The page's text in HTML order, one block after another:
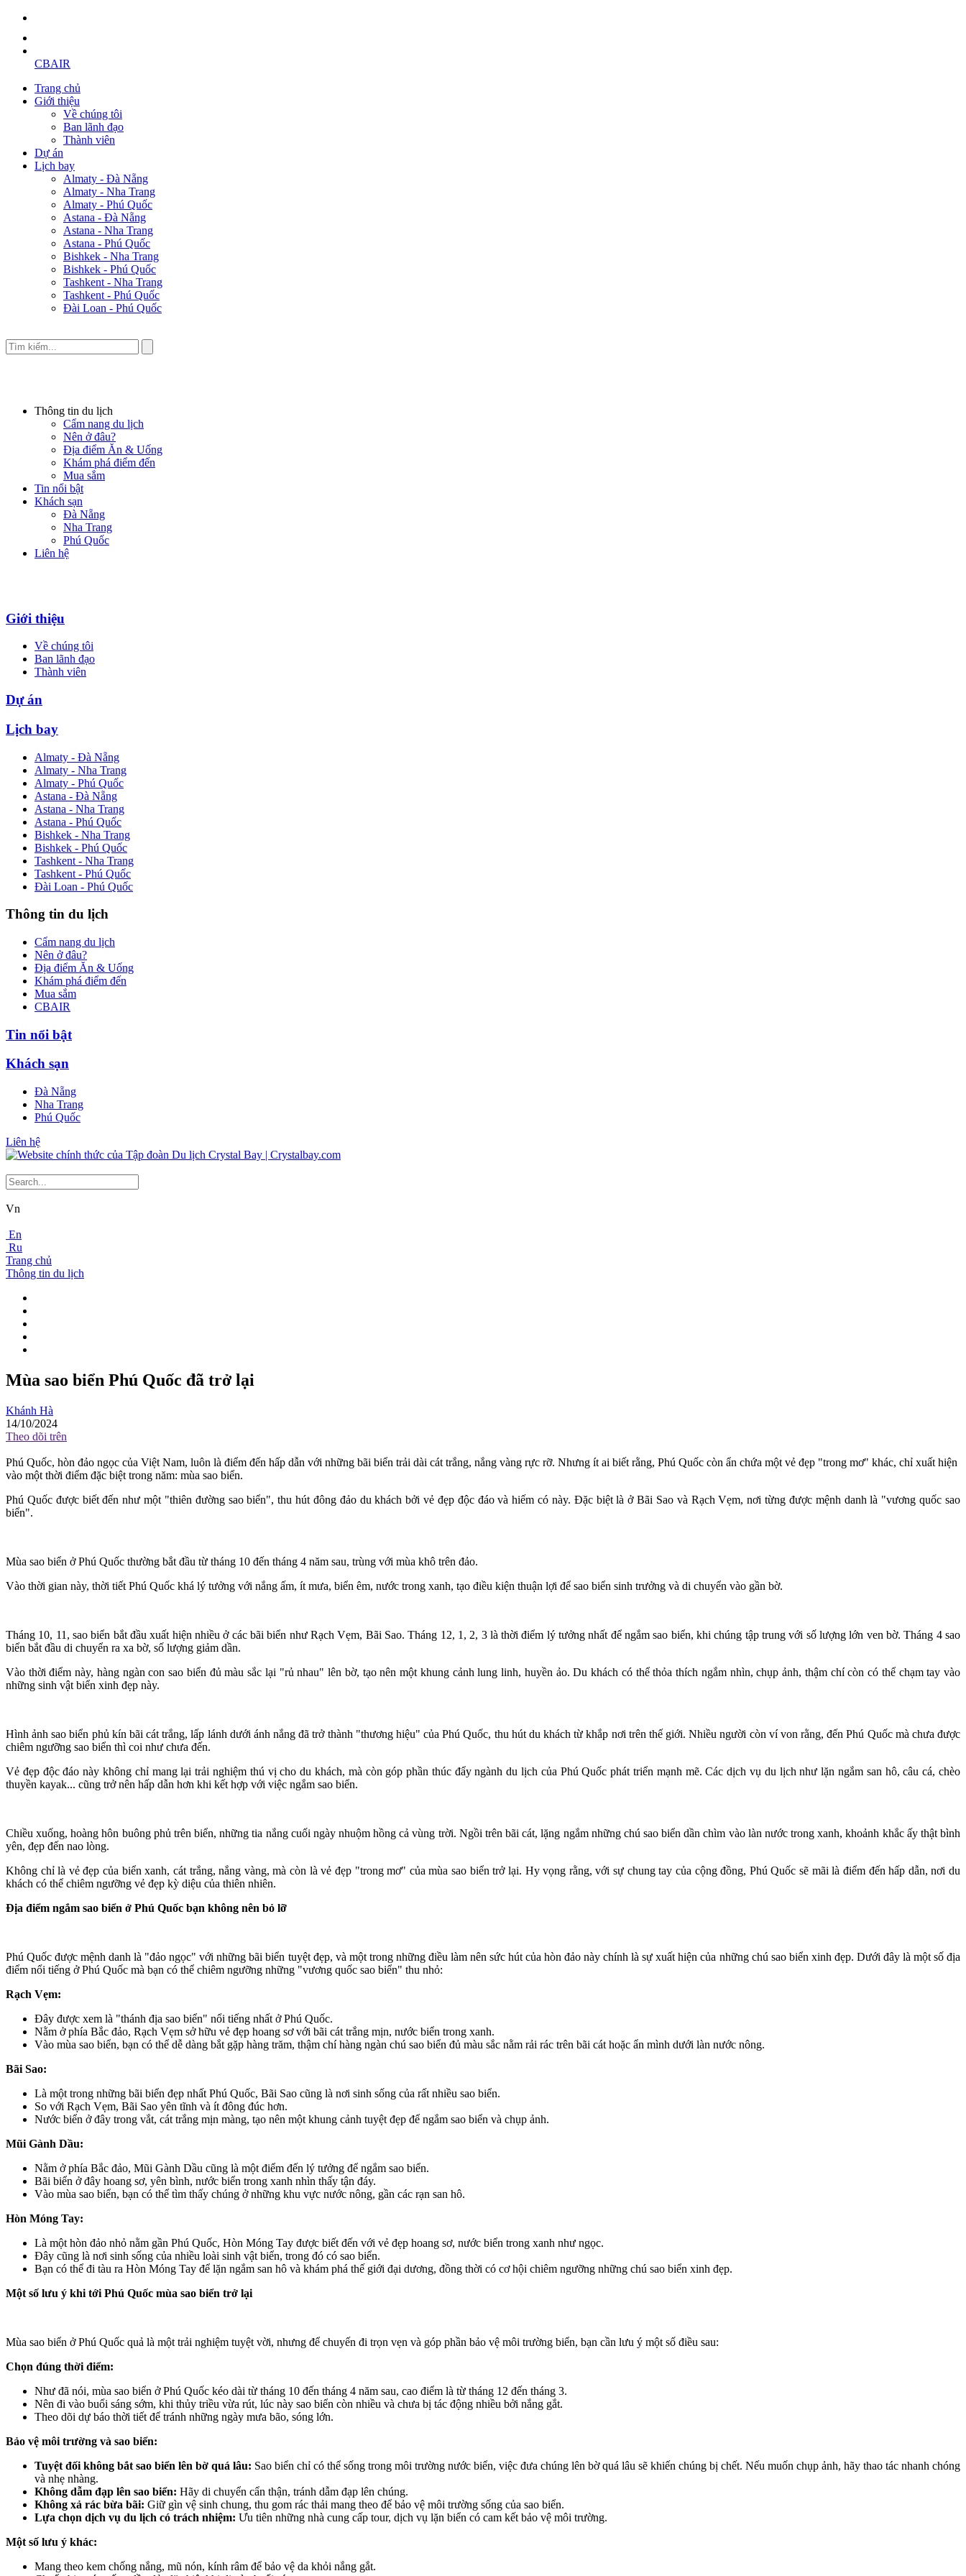
CBAIR
Trang chủ
Giới thiệu
Về chúng tôi
Ban lãnh đạo
Thành viên
Dự án
Lịch bay
Almaty - Đà Nẵng
Almaty - Nha Trang
Almaty - Phú Quốc
Astana - Đà Nẵng
Astana - Nha Trang
Astana - Phú Quốc
Bishkek - Nha Trang
Bishkek - Phú Quốc
Tashkent - Nha Trang
Tashkent - Phú Quốc
Đài Loan - Phú Quốc
Thông tin du lịch
Cẩm nang du lịch
Nên ở đâu?
Địa điểm Ăn & Uống
Khám phá điểm đến
Mua sắm
Tin nổi bật
Khách sạn
Đà Nẵng
Nha Trang
Phú Quốc
Liên hệ
Giới thiệu
Về chúng tôi
Ban lãnh đạo
Thành viên
Dự án
Lịch bay
Almaty - Đà Nẵng
Almaty - Nha Trang
Almaty - Phú Quốc
Astana - Đà Nẵng
Astana - Nha Trang
Astana - Phú Quốc
Bishkek - Nha Trang
Bishkek - Phú Quốc
Tashkent - Nha Trang
Tashkent - Phú Quốc
Đài Loan - Phú Quốc
Thông tin du lịch
Cẩm nang du lịch
Nên ở đâu?
Địa điểm Ăn & Uống
Khám phá điểm đến
Mua sắm
CBAIR
Tin nổi bật
Khách sạn
Đà Nẵng
Nha Trang
Phú Quốc
Liên hệ
Vn
En
Ru
Trang chủ
Thông tin du lịch
Mùa sao biển Phú Quốc đã trở lại
Khánh Hà
14/10/2024
Theo dõi trên
Phú Quốc, hòn đảo ngọc của Việt Nam, luôn là điểm đến hấp dẫn với những bãi biển trải dài cát trắng, nắng vàng rực rỡ. Nhưng ít ai biết rằng, Phú Quốc còn ẩn chứa một vẻ đẹp "trong mơ" khác, chỉ xuất hiện
vào một thời điểm đặc biệt trong năm: mùa sao biển.
Phú Quốc được biết đến như một "thiên đường sao biển", thu hút đông đảo du khách bởi vẻ đẹp độc đáo và hiếm có này. Đặc biệt là ở Bãi Sao và Rạch Vẹm, nơi từng được mệnh danh là "vương quốc sao
biển".
Mùa sao biển ở Phú Quốc thường bắt đầu từ tháng 10 đến tháng 4 năm sau, trùng với mùa khô trên đảo.
Vào thời gian này, thời tiết Phú Quốc khá lý tưởng với nắng ấm, ít mưa, biển êm, nước trong xanh, tạo điều kiện thuận lợi để sao biển sinh trưởng và di chuyển vào gần bờ.
Tháng 10, 11, sao biển bắt đầu xuất hiện nhiều ở các bãi biển như Rạch Vẹm, Bãi Sao. Tháng 12, 1, 2, 3 là thời điểm lý tưởng nhất để ngắm sao biển, khi chúng tập trung với số lượng lớn ven bờ. Tháng 4 sao
biển bắt đầu di chuyển ra xa bờ, số lượng giảm dần.
Vào thời điểm này, hàng ngàn con sao biển đủ màu sắc lại "rủ nhau" lên bờ, tạo nên một khung cảnh lung linh, huyền ảo. Du khách có thể thỏa thích ngắm nhìn, chụp ảnh, thậm chí còn có thể chạm tay vào
những sinh vật biển xinh đẹp này.
Hình ảnh sao biển phủ kín bãi cát trắng, lấp lánh dưới ánh nắng đã trở thành "thương hiệu" của Phú Quốc, thu hút du khách từ khắp nơi trên thế giới. Nhiều người còn ví von rằng, đến Phú Quốc mà chưa được
chiêm ngưỡng sao biển thì coi như chưa đến.
Vẻ đẹp độc đáo này không chỉ mang lại trải nghiệm thú vị cho du khách, mà còn góp phần thúc đẩy ngành du lịch của Phú Quốc phát triển mạnh mẽ. Các dịch vụ du lịch như lặn ngắm san hô, câu cá, chèo
thuyền kayak... cũng trở nên hấp dẫn hơn khi kết hợp với việc ngắm sao biển.
Chiều xuống, hoàng hôn buông phủ trên biển, những tia nắng cuối ngày nhuộm hồng cả vùng trời. Ngồi trên bãi cát, lặng ngắm những chú sao biển dần chìm vào làn nước trong xanh, khoảnh khắc ấy thật bình
yên, đẹp đến nao lòng.
Không chỉ là vẻ đẹp của biển xanh, cát trắng, nắng vàng, mà còn là vẻ đẹp "trong mơ" của mùa sao biển trở lại. Hy vọng rằng, với sự chung tay của cộng đồng, Phú Quốc sẽ mãi là điểm đến hấp dẫn, nơi du
khách có thể chiêm ngưỡng vẻ đẹp kỳ diệu của thiên nhiên.
Địa điểm ngắm sao biển ở Phú Quốc bạn không nên bỏ lỡ
Phú Quốc được mệnh danh là "đảo ngọc" với những bãi biển tuyệt đẹp, và một trong những điều làm nên sức hút của hòn đảo này chính là sự xuất hiện của những chú sao biển xinh đẹp. Dưới đây là một số địa
điểm nổi tiếng ở Phú Quốc mà bạn có thể chiêm ngưỡng những "vương quốc sao biển" thu nhỏ:
Rạch Vẹm:
Đây được xem là "thánh địa sao biển" nổi tiếng nhất ở Phú Quốc.
Nằm ở phía Bắc đảo, Rạch Vẹm sở hữu vẻ đẹp hoang sơ với bãi cát trắng mịn, nước biển trong xanh.
Vào mùa sao biển, bạn có thể dễ dàng bắt gặp hàng trăm, thậm chí hàng ngàn chú sao biển đủ màu sắc nằm rải rác trên bãi cát hoặc ẩn mình dưới làn nước nông.
Bãi Sao:
Là một trong những bãi biển đẹp nhất Phú Quốc, Bãi Sao cũng là nơi sinh sống của rất nhiều sao biển.
So với Rạch Vẹm, Bãi Sao yên tĩnh và ít đông đúc hơn.
Nước biển ở đây trong vắt, cát trắng mịn màng, tạo nên một khung cảnh tuyệt đẹp để ngắm sao biển và chụp ảnh.
Mũi Gành Dầu:
Nằm ở phía Bắc đảo, Mũi Gành Dầu cũng là một điểm đến lý tưởng để ngắm sao biển.
Bãi biển ở đây hoang sơ, yên bình, nước biển trong xanh nhìn thấy tận đáy.
Vào mùa sao biển, bạn có thể tìm thấy chúng ở những khu vực nước nông, gần các rạn san hô.
Hòn Móng Tay:
Là một hòn đảo nhỏ nằm gần Phú Quốc, Hòn Móng Tay được biết đến với vẻ đẹp hoang sơ, nước biển trong xanh như ngọc.
Đây cũng là nơi sinh sống của nhiều loài sinh vật biển, trong đó có sao biển.
Bạn có thể đi tàu ra Hòn Móng Tay để lặn ngắm san hô và khám phá thế giới đại dương, đồng thời có cơ hội chiêm ngưỡng những chú sao biển xinh đẹp.
Một số lưu ý khi tới Phú Quốc mùa sao biển trở lại
Mùa sao biển ở Phú Quốc quả là một trải nghiệm tuyệt vời, nhưng để chuyến đi trọn vẹn và góp phần bảo vệ môi trường biển, bạn cần lưu ý một số điều sau:
Chọn đúng thời điểm:
Như đã nói, mùa sao biển ở Phú Quốc kéo dài từ tháng 10 đến tháng 4 năm sau, cao điểm là từ tháng 12 đến tháng 3.
Nên đi vào buổi sáng sớm, khi thủy triều vừa rút, lúc này sao biển còn nhiều và chưa bị tác động nhiều bởi nắng gắt.
Theo dõi dự báo thời tiết để tránh những ngày mưa bão, sóng lớn.
Bảo vệ môi trường và sao biển:
Tuyệt đối không bắt sao biển lên bờ quá lâu: Sao biển chỉ có thể sống trong môi trường nước biển, việc đưa chúng lên bờ quá lâu sẽ khiến chúng bị chết. Nếu muốn chụp ảnh, hãy thao tác nhanh chóng
và nhẹ nhàng.
Không dẫm đạp lên sao biển: Hãy di chuyển cẩn thận, tránh dẫm đạp lên chúng.
Không xả rác bừa bãi: Giữ gìn vệ sinh chung, thu gom rác thải mang theo để bảo vệ môi trường sống của sao biển.
Lựa chọn dịch vụ du lịch có trách nhiệm: Ưu tiên những nhà cung cấp tour, dịch vụ lặn biển có cam kết bảo vệ môi trường.
Một số lưu ý khác:
Mang theo kem chống nắng, mũ nón, kính râm để bảo vệ da khỏi nắng gắt.